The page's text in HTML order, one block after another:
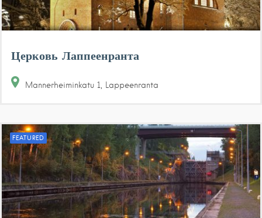
Церковь Лаппеенранта
Mannerheiminkatu 1 Lappeenranta
FEATURED